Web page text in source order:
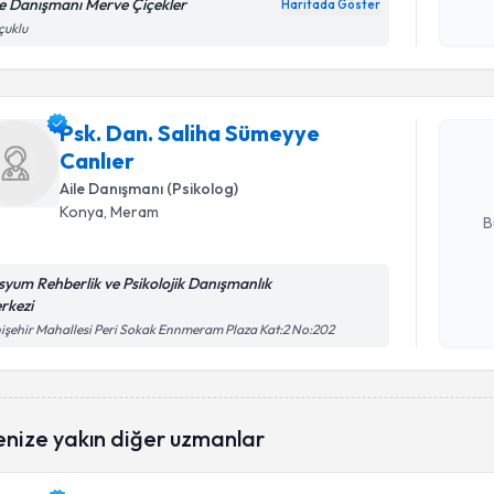
Danışmanı Merve Çiçekler Haritada Göster
Psk. Dan. Saliha Sümeyye
Canlıer
Aile Danışmanı (Psikolog)
Konya, Meram
Rehberlik ve Psikolojik Danışmanlık
Mahallesi Peri Sokak Ennmeram Plaza Kat:2 No:202
yakın diğer uzmanlar